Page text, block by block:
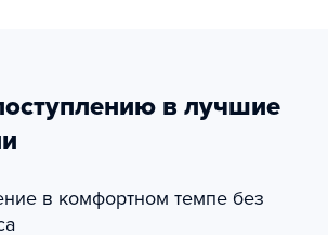
в лучшие
в комфортном темпе без